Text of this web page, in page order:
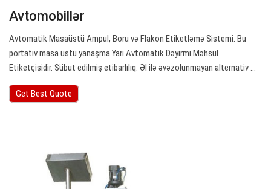
Avtomobillər
Avtomatik Masaüstü Ampul, Boru və Flakon Etiketləmə Sistemi. Bu
portativ masa üstü yanaşma Yarı Avtomatik Dəyirmi Məhsul
Etiketçisidir. Sübut edilmiş etibarlılıq. Əl ilə əvəzolunmayan alternativ ...
Get Best Quote